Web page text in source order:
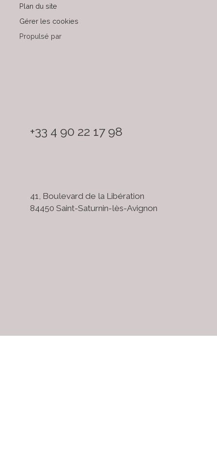
Plan du site
Gérer les cookies
Propulsé par
+33 4 90 22 17 98
41, Boulevard de la Libération
84450 Saint-Saturnin-lès-Avignon